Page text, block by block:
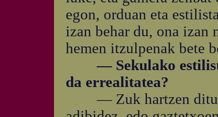
egon, orduan eta
izan behar du, ona izan
hemen itzulpenak bete
— Sekulako estilista
da errealitatea?
— Zuk hartzen